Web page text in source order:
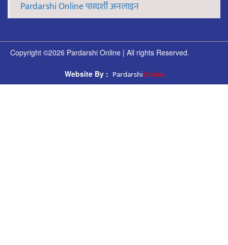
Pardarshi Online पारदर्शी अनलाइन
Copyright ©2026 Pardarshi Online | All rights Reserved.
Website By : PardarshiOnline.